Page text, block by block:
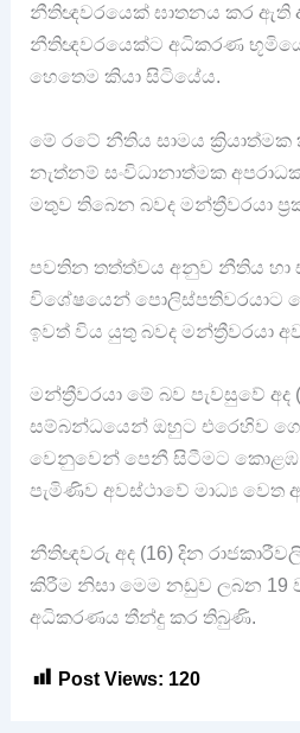
නීතිඥවරයෙක් ඝාතනය කර ඇති
නීතිඥවරයෙක්ට අධිකරණ
හෙතෙම කියා සිටියේය.
මේ රටේ නීතිය සාමය
නැත්නම් සංවිධානාත්මක
මතුව තිබෙන බවද මන්ත්‍රීවරයා
පවතින තත්ත්වය අනුව නීතිය හා
විශේෂයෙන් පොලිස්පතිවරයාට
ඉවත් විය යුතු බවද මන්ත්‍රීවරයා
මන්ත්‍රීවරයා මේ බව පැවසුවේ අද
සම්බන්ධයෙන් ඔහුට එරෙහිව
වෙනුවෙන් පෙනී සිටීමට
පැමිණිව අවස්ථාවේ මාධ්‍ය වෙත
නීතිඥවරු අද (16) දින
කිරීම නිසා මෙම නඩුව ලබන 19
අධිකරණය තීන්දු කර තිබුණි.
Post Views: 120